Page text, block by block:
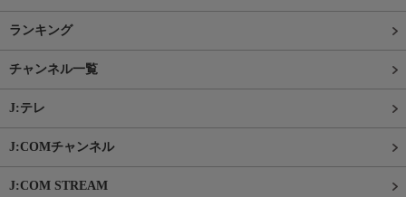
ランキング
チャンネル一覧
J:テレ
J:COMチャンネル
J:COM STREAM